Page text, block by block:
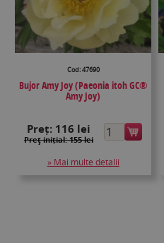
Cod: 47690
Bujor Amy Joy (Paeonia itoh GC®
Amy Joy)
Preț: 116 lei
Preţ inițial: 155 lei
» Mai multe detalii